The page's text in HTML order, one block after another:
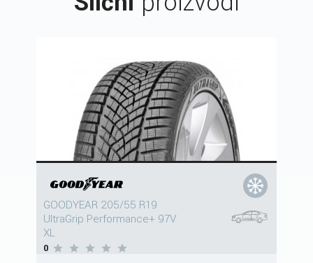
GOODYEAR 205/55 R19
UltraGrip Performance+ 97V
XL
0